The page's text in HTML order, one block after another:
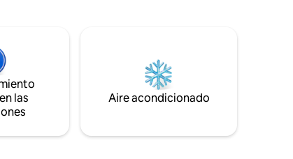
habitación de invitados en Ko Olina, justo
en la playa, en una pintoresca laguna. A
30 minutos del aeropuerto y Honolulu. *
Wifi gratuito, aparcamiento gratuito.
las
Aire acondicionado